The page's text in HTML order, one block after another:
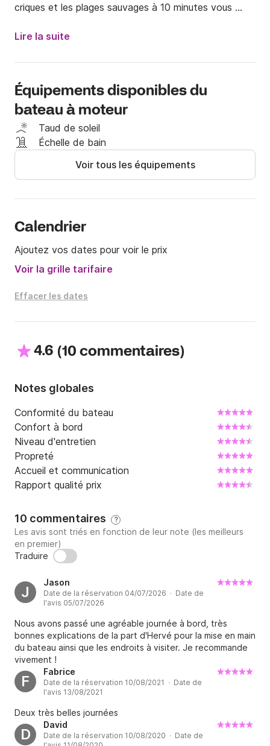
criques et les plages sauvages à 10 minutes vous
Paulille ,  un peu plus loin cap sur l'Espagne en passant
Lire la suite
Équipements disponibles du
bateau à moteur
Taud de soleil
Échelle de bain
Voir tous les équipements
Calendrier
Ajoutez vos dates pour voir le prix
Voir la grille tarifaire
Effacer les dates
4.6 (10 commentaires)
Notes globales
Conformité du bateau
Confort à bord
Niveau d'entretien
Propreté
Accueil et communication
Rapport qualité prix
10 commentaires ?
Les avis sont triés en fonction de leur note (les meilleurs
en premier)
Traduire
J
Jason
Date de la réservation 04/07/2026 · Date de
l'avis 05/07/2026
Nous avons passé une agréable journée à bord, très
bonnes explications de la part d'Hervé pour la mise en main
du bateau ainsi que les endroits à visiter. Je recommande
vivement !
F
Fabrice
Date de la réservation 10/08/2021 · Date de
l'avis 13/08/2021
Deux très belles journées
D
David
Date de la réservation 10/08/2020 · Date de